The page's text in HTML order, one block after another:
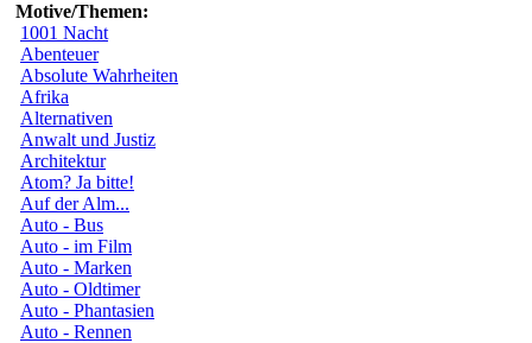
Motive/Themen:
1001 Nacht
Abenteuer
Absolute Wahrheiten
Afrika
Alternativen
Anwalt und Justiz
Architektur
Atom? Ja bitte!
Auf der Alm...
Auto - Bus
Auto - im Film
Auto - Marken
Auto - Oldtimer
Auto - Phantasien
Auto - Rennen